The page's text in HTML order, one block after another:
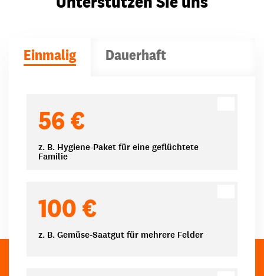
Einmalig Dauerhaft
56 €
z. B. Hygiene-Paket für eine geflüchtete
Familie
100 €
z. B. Gemüse-Saatgut für mehrere Felder